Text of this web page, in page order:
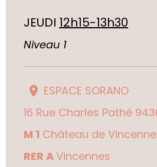
JEUDI 12h15-13h30
Niveau 1
ESPACE SORANO
16 Rue Charles Pathé
M 1 Château de
RER AVincennes